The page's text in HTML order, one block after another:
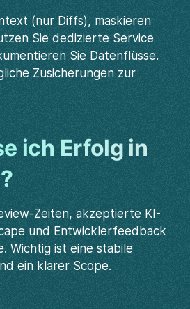
(nur Diffs), maskieren
Sie dedizierte Service
Sie Datenflüsse.
Zusicherungen zur
ich Erfolg in
Zeiten, akzeptierte KI-
und Entwicklerfeedback
Wichtig ist eine stabile
ein klarer Scope.